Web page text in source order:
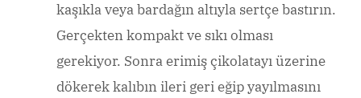
kaşıkla veya bardağın altıyla sertçe bastırın.
Gerçekten kompakt ve sıkı olması
gerekiyor. Sonra erimiş çikolatayı üzerine
dökerek kalıbın ileri geri eğip yayılmasını